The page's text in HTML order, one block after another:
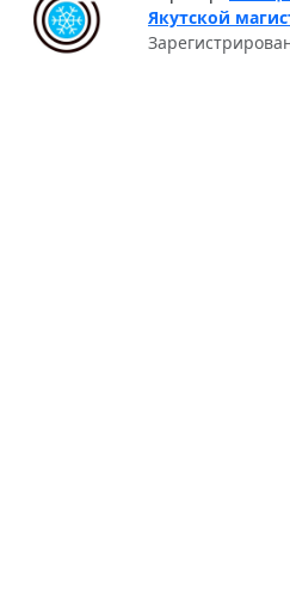
Якутской